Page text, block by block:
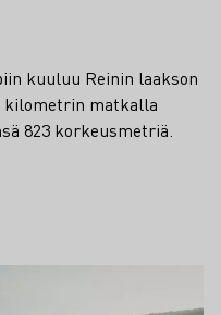
kuuluu Reinin laakson
kilometrin matkalla
823 korkeusmetriä.